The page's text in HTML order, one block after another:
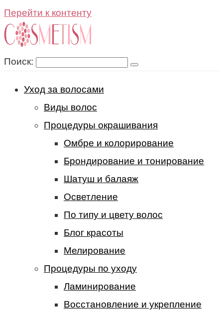
Перейти к контенту
Поиск:
Уход за волосами
Виды волос
Процедуры окрашивания
Омбре и колорирование
Брондирование и тонирование
Шатуш и балаяж
Осветление
По типу и цвету волос
Блог красоты
Мелирование
Процедуры по уходу
Ламинирование
Восстановление и укрепление